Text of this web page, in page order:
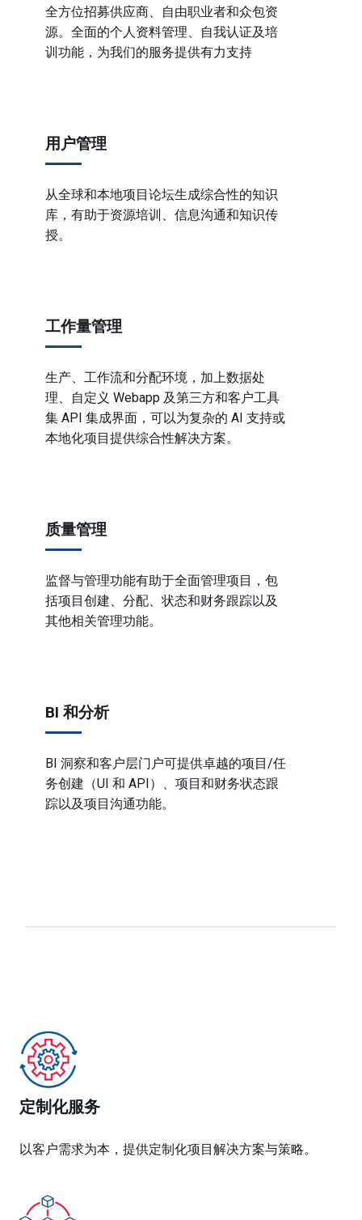
全方位招募供应商、自由职业者和众包资
源。全面的个人资料管理、自我认证及培
训功能，为我们的服务提供有力支持
用户管理
从全球和本地项目论坛生成综合性的知识
库，有助于资源培训、信息沟通和知识传
授。
工作量管理
生产、工作流和分配环境，加上数据处
理、自定义 Webapp 及第三方和客户工具
集 API 集成界面，可以为复杂的 AI 支持或
本地化项目提供综合性解决方案。
质量管理
监督与管理功能有助于全面管理项目，包
括项目创建、分配、状态和财务跟踪以及
其他相关管理功能。
BI 和分析
BI 洞察和客户层门户可提供卓越的项目/任
务创建（UI 和 API）、项目和财务状态跟
踪以及项目沟通功能。
定制化服务
以客户需求为本，提供定制化项目解决方案与策略。